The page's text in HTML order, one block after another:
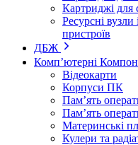
Картриджі для
Ресурсні вузли
пристроїв
ДБЖ
Комп’ютерні
Відеокарти
Корпуси ПК
Пам’ять
Пам’ять
Материнські
Кулери та